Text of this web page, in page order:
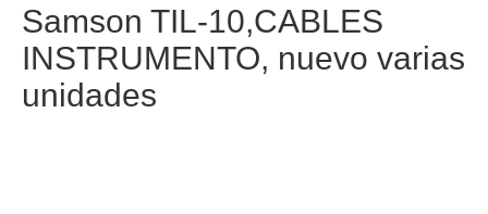
Samson TIL-10,CABLES
INSTRUMENTO, nuevo varias
unidades